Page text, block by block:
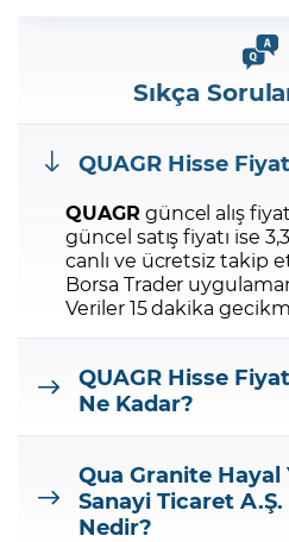
Sıkça
QUAGR Hisse
QUAGR güncel alış
güncel satış fiyatı ise
canlı ve ücretsiz takip
Borsa Trader
Veriler 15 dakika
QUAGR Hisse
Ne Kadar?
Qua Granite Hayal
Sanayi Ticaret A.Ş.
Nedir?